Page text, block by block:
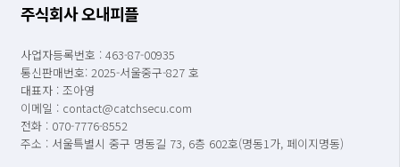
주식회사 오내피플
사업자등록번호 : 463-87-00935
통신판매번호: 2025-서울중구-827 호
대표자 : 조아영
이메일 : contact@catchsecu.com
전화 : 070-7776-8552
주소 : 서울특별시 중구 명동길 73, 6층 602호(명동1가, 페이지명동)